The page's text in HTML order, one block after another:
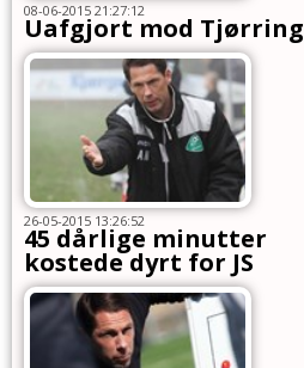
08-06-2015 21:27:12
Uafgjort mod Tjørring
26-05-2015 13:26:52
45 dårlige minutter
kostede dyrt for JS